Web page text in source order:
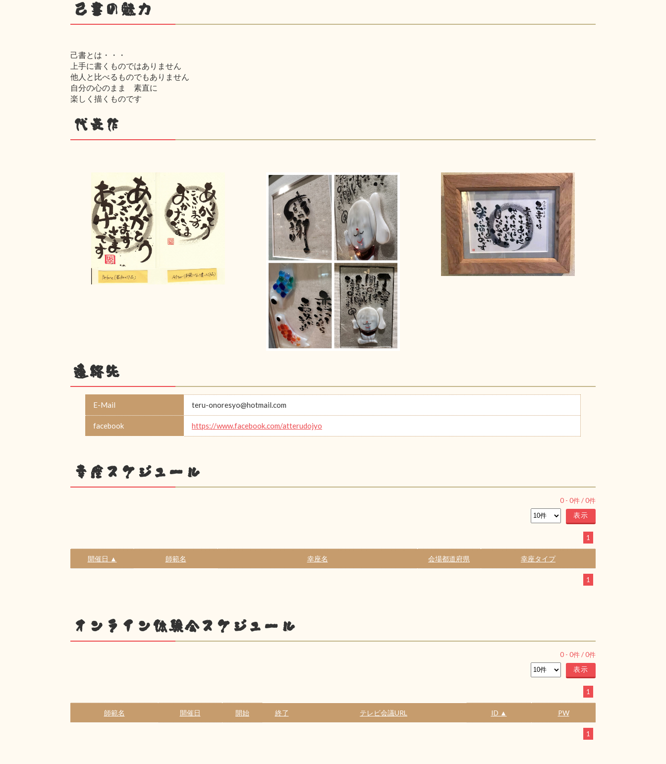
己書の魅力
己書とは・・・
上手に書くものではありません
他人と比べるものでもありません
自分の心のまま 素直に
楽しく描くものです
代表作
連絡先
E-Mail teru-onoresyo@hotmail.com
facebook https://www.facebook.com/atterudojyo
幸座スケジュール
0 - 0件 /0件
1
開催日 ▲ 師範名 幸座名 会場都道府県 幸座タイプ
1
オンライン体験会スケジュール
0 - 0件 /0件
1
師範名 開催日 開始 終了 テレビ会議URL ID ▲ PW
1